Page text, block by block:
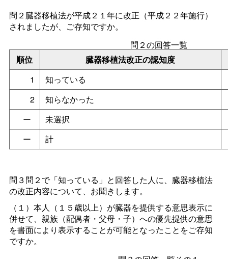
問２臓器移植法が平成２１年に改正（平成２２年施行）
されましたが、ご存知ですか。
順位 臓器移植法改正の認知度
問２の回答一覧
1
知っている
2
知らなかった
ー
未選択
ー
計
問３問２で「知っている」と回答した人に、臓器移植法
の改正内容について、お聞きします。
（１）本人（１５歳以上）が臓器を提供する意思表示に
併せて、親族（配偶者・父母・子）への優先提供の意思
を書面により表示することが可能となったことをご存知
ですか。